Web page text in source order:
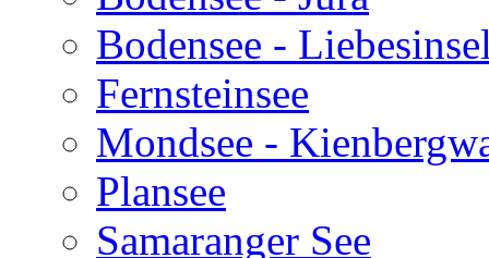
Bodensee -
Fernsteinsee
Mondsee -
Plansee
Samaranger See